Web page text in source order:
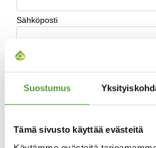
Suostumus
Tämä sivusto käyttää evästeitä